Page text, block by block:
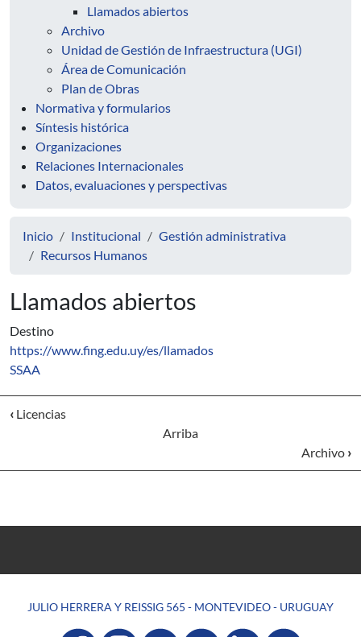
Llamados abiertos
Archivo
Unidad de Gestión de Infraestructura (UGI)
Área de Comunicación
Plan de Obras
Normativa y formularios
Síntesis histórica
Organizaciones
Relaciones Internacionales
Datos, evaluaciones y perspectivas
Inicio Institucional
Gestión administrativa
Recursos Humanos
Llamados abiertos
Destino
https://www.fing.edu.uy/es/llamados
SSAA
‹ Licencias
Arriba
Archivo ›
JULIO HERRERA Y REISSIG 565 - MONTEVIDEO - URUGUAY